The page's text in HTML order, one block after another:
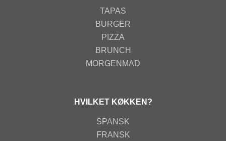
TAPAS
BURGER
PIZZA
BRUNCH
MORGENMAD
HVILKET KØKKEN?
SPANSK
FRANSK